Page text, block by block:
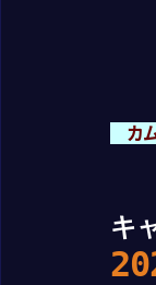
カム
キ